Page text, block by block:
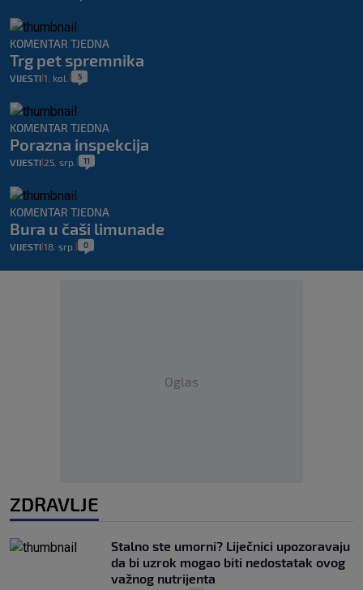
KOMENTAR TJEDNA
Trg pet spremnika
VIJESTI 1. kol. 5
KOMENTAR TJEDNA
Porazna inspekcija
VIJESTI 25. srp. 11
KOMENTAR TJEDNA
Bura u čaši limunade
VIJESTI 18. srp. 0
Oglas
ZDRAVLJE
Stalno ste umorni? Liječnici upozoravaju
da bi uzrok mogao biti nedostatak ovog
važnog nutrijenta